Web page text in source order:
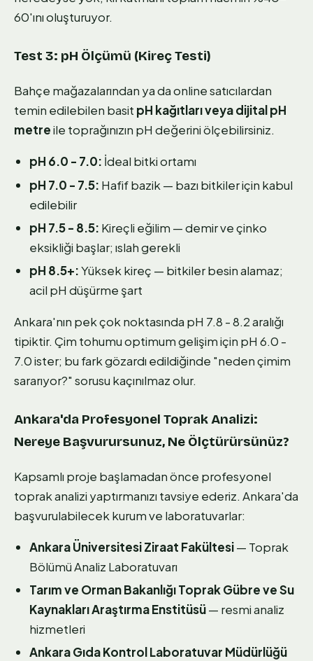
60'ını oluşturuyor.
Test 3: pH Ölçümü (Kireç Testi)
Bahçe mağazalarından ya da online satıcılardan
temin edilebilen basit pH kağıtları veya dijital pH
metreile toprağınızın pH değerini ölçebilirsiniz.
pH 6.0 - 7.0: İdeal bitki ortamı
pH 7.0 - 7.5: Hafif bazik — bazı bitkiler için kabul
edilebilir
pH 7.5 - 8.5: Kireçli eğilim — demir ve çinko
eksikliği başlar; ıslah gerekli
pH 8.5+:Yüksek kireç — bitkiler besin alamaz;
acil pH düşürme şart
Ankara'nın pek çok noktasında pH 7.8 - 8.2 aralığı
tipiktir. Çim tohumu optimum gelişim için pH 6.0 -
7.0 ister; bu fark gözardı edildiğinde "neden çimim
sararıyor?" sorusu kaçınılmaz olur.
Ankara'da Profesyonel Toprak Analizi:
Nereye Başvurursunuz, Ne Ölçtürürsünüz?
Kapsamlı proje başlamadan önce profesyonel
toprak analizi yaptırmanızı tavsiye ederiz. Ankara'da
başvurulabilecek kurum ve laboratuvarlar:
Ankara Üniversitesi Ziraat Fakültesi— Toprak
Bölümü Analiz Laboratuvarı
Tarım ve Orman Bakanlığı Toprak Gübre ve Su
Kaynakları Araştırma Enstitüsü— resmi analiz
hizmetleri
Ankara Gıda Kontrol Laboratuvar Müdürlüğü